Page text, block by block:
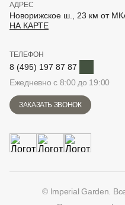
АДРЕС
Новорижское ш., 23 км от
НА КАРТЕ
ТЕЛЕФОН
8 (495) 197 87 87
Ежедневно с 8:00 до 19:00
ЗАКАЗАТЬ ЗВОНОК
© Imperial Garden.